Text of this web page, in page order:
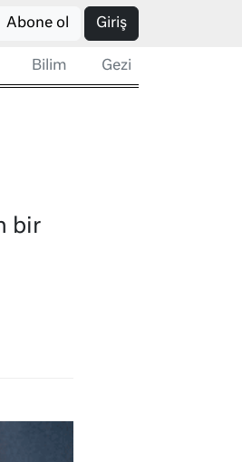
Abone ol Giriş
Bilim Gezi
bir